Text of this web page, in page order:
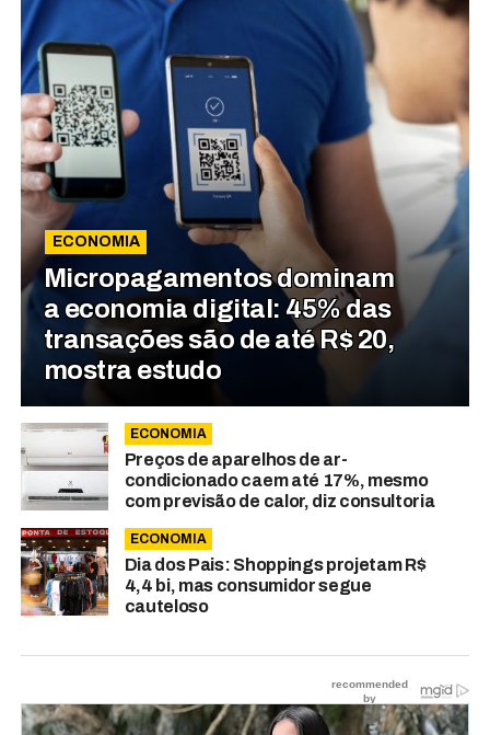
ECONOMIA
Micropagamentos dominam
a economia digital: 45% das
transações são de até R$ 20,
mostra estudo
ECONOMIA
Preços de aparelhos de ar-
condicionado caem até 17%, mesmo
com previsão de calor, diz consultoria
ECONOMIA
Dia dos Pais: Shoppings projetam R$
4,4 bi, mas consumidor segue
cauteloso